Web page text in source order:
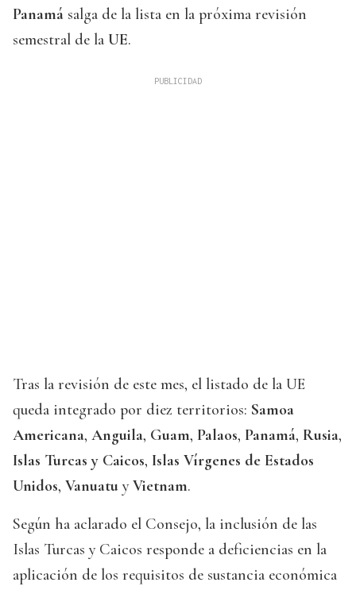
Panamá salga de la lista en la próxima revisión
semestral de la UE.
Tras la revisión de este mes, el listado de la UE
queda integrado por diez territorios: Samoa
Americana, Anguila, Guam, Palaos, Panamá, Rusia,
Islas Turcas y Caicos, Islas Vírgenes de Estados
Unidos, Vanuatu yVietnam.
Según ha aclarado el Consejo, la inclusión de las
Islas Turcas y Caicos responde a deficiencias en la
aplicación de los requisitos de sustancia económica